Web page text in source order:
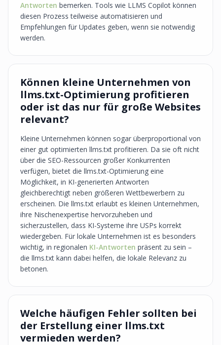
Antworten bemerken. Tools wie LLMS Copilot können
diesen Prozess teilweise automatisieren und
Empfehlungen für Updates geben, wenn sie notwendig
werden.
Können kleine Unternehmen von
llms.txt-Optimierung profitieren
oder ist das nur für große Websites
relevant?
Kleine Unternehmen können sogar überproportional von
einer gut optimierten llms.txt profitieren. Da sie oft nicht
über die SEO-Ressourcen großer Konkurrenten
verfügen, bietet die llms.txt-Optimierung eine
Möglichkeit, in KI-generierten Antworten
gleichberechtigt neben größeren Wettbewerbern zu
erscheinen. Die llms.txt erlaubt es kleinen Unternehmen,
ihre Nischenexpertise hervorzuheben und
sicherzustellen, dass KI-Systeme ihre USPs korrekt
wiedergeben. Für lokale Unternehmen ist es besonders
wichtig, in regionalen KI-Antworten präsent zu sein –
die llms.txt kann dabei helfen, die lokale Relevanz zu
betonen.
Welche häufigen Fehler sollten bei
der Erstellung einer llms.txt
vermieden werden?